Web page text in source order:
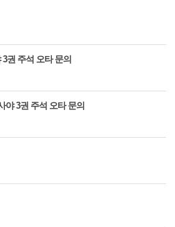
권 주석 오타 문의
야 3권 주석 오타 문의